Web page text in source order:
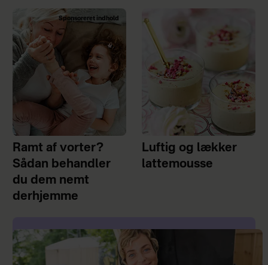
Sponsoreret indhold
Ramt af vorter?
Sådan behandler
du dem nemt
derhjemme
Luftig og lækker
lattemousse